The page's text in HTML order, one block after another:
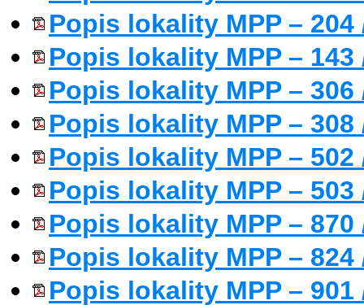
Popis lokality MPP –
Popis lokality MPP – 143
Popis lokality MPP –
Popis lokality MPP –
Popis lokality MPP –
Popis lokality MPP –
Popis lokality MPP –
Popis lokality MPP –
Popis lokality MPP –